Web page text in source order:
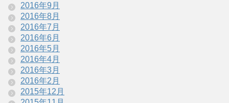
2016年9月
2016年8月
2016年7月
2016年6月
2016年5月
2016年4月
2016年3月
2016年2月
2015年12月